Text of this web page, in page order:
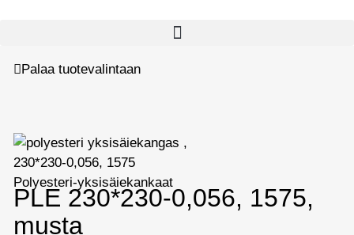
Palaa tuotevalintaan
Polyesteri-yksisäiekankaat
PLE 230*230-0,056, 1575,
musta